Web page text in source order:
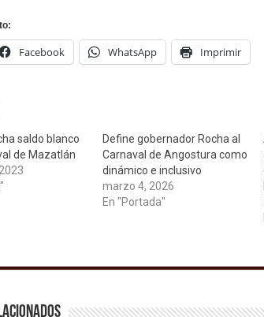
Facebook WhatsApp Imprimir
saldo blanco
de Mazatlán
Define gobernador Rocha al
Carnaval de Angostura como
dinámico e inclusivo
marzo 4, 2026
En "Portada"